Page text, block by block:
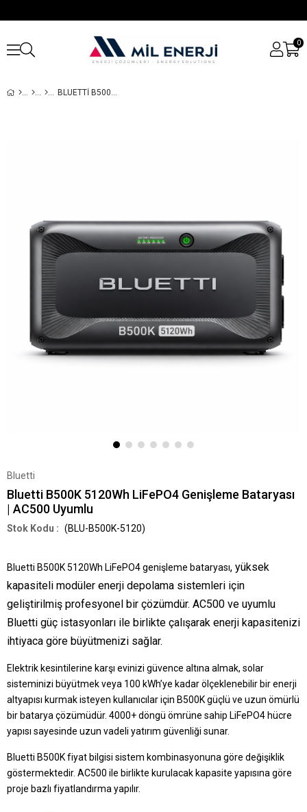
0
BLUETTI B500K 5120WH LIFEPO4 GENIŞLEME BATARYASI | AC500 UYUMLU
Bluetti
Bluetti B500K 5120Wh LiFePO4 Genişleme Bataryası
| AC500 Uyumlu
(BLU-B500K-5120)
Bluetti B500K 5120Wh LiFePO4 genişleme bataryası, yüksek
kapasiteli modüler enerji depolama sistemleri için
geliştirilmiş profesyonel bir çözümdür. AC500 ve uyumlu
Bluetti güç istasyonları ile birlikte çalışarak enerji kapasitenizi
ihtiyaca göre büyütmenizi sağlar.
Elektrik kesintilerine karşı evinizi güvence altına almak, solar
sisteminizi büyütmek veya 100 kWh’ye kadar ölçeklenebilir bir enerji
altyapısı kurmak isteyen kullanıcılar için B500K güçlü ve uzun ömürlü
bir batarya çözümüdür. 4000+ döngü ömrüne sahip LiFePO4 hücre
yapısı sayesinde uzun vadeli yatırım güvenliği sunar.
Bluetti B500K fiyat bilgisi sistem kombinasyonuna göre değişiklik
göstermektedir. AC500 ile birlikte kurulacak kapasite yapısına göre
proje bazlı fiyatlandırma yapılır.